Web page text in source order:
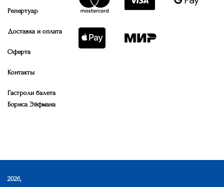
Репертуар
Доставка и оплата
Оферта
Контакты
Гастроли балета
Бориса Эйфмана
2026,